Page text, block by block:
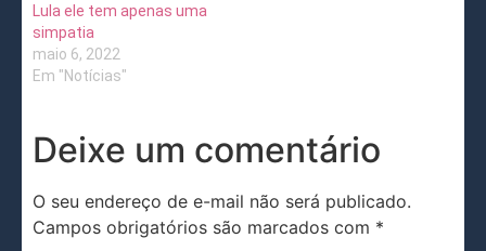
Lula ele tem apenas uma
simpatia
maio 6, 2022
Em "Notícias"
Deixe um comentário
O seu endereço de e-mail não será publicado.
Campos obrigatórios são marcados com *